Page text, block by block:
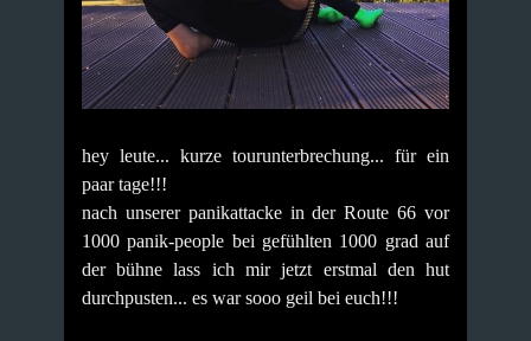
hey leute... kurze tourunterbrechung... für ein
paar tage!!!
nach unserer panikattacke in der Route 66 vor
1000 panik-people bei gefühlten 1000 grad auf
der bühne lass ich mir jetzt erstmal den hut
durchpusten... es war sooo geil bei euch!!!